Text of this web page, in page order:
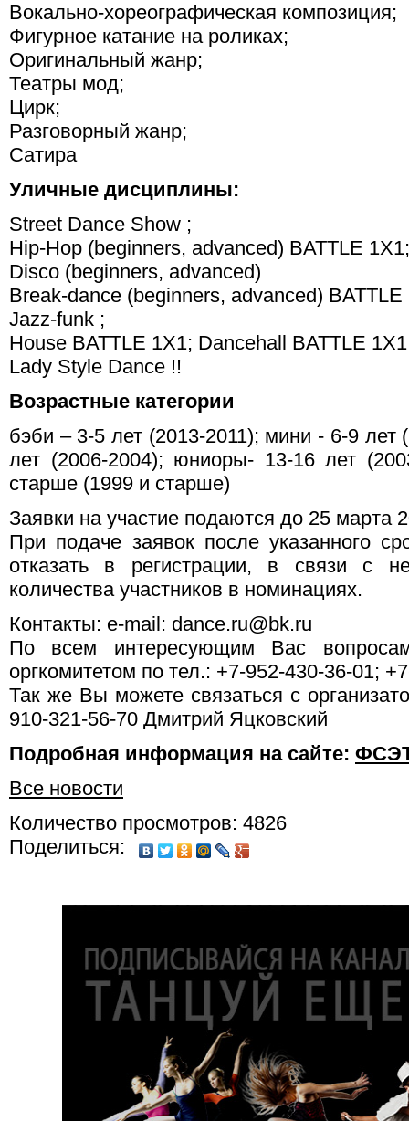
Вокально-хореографическая композиция;
Фигурное катание на роликах;
Оригинальный жанр;
Театры мод;
Цирк;
Разговорный жанр;
Сатира
Уличные дисциплины:
Street Dance Show ;
Hip-Hop (beginners, advanced) BATTLE
Disco (beginners, advanced)
Break-dance (beginners, advanced) BATTLE
Jazz-funk ;
House BATTLE 1X1; Dancehall BATTLE
Lady Style Dance !!
Возрастные категории
бэби – 3-5 лет (2013-2011); мини - 6-9
лет (2006-2004); юниоры- 13-16 лет
старше (1999 и старше)
Заявки на участие подаются до 25 марта
При подаче заявок после указанного
отказать в регистрации, в связи с
количества участников в номинациях.
Контакты: e-mail: dance.ru@bk.ru
По всем интересующим Вас
оргкомитетом по тел.: +7-952-430-36-01;
Так же Вы можете связаться с
910-321-56-70 Дмитрий Яцковский
Подробная информация на сайте:
Все новости
Количество просмотров: 4826
Поделиться: